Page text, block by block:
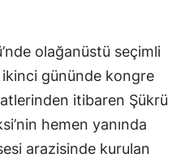
Erzincan
Erzurum
Gaziantep
olağanüstü seçimli
ikinci gününde kongre
itibaren Şükrü
hemen yanında
arazisinde kurulan